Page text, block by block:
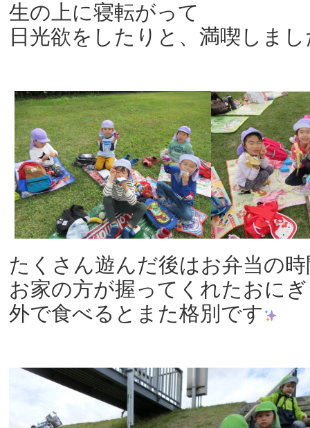
生の上に寝転がって
日光欲をしたりと、満喫しま
たくさん遊んだ後はお弁当の
お家の方が握ってくれたおに
外で食べるとまた格別です